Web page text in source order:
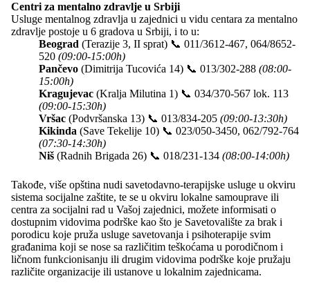
Centri za mentalno zdravlje u Srbiji
Usluge mentalnog zdravlja u zajednici u vidu centara za mentalno
zdravlje postoje u 6 gradova u Srbiji, i to u:
Beograd (Terazije 3, II sprat) 📞 011/3612-467, 064/8652-
520 (09:00-15:00h)
Pančevo (Dimitrija Tucovića 14) 📞 013/302-288 (08:00-
15:00h)
Kragujevac (Kralja Milutina 1) 📞 034/370-567 lok. 113
(09:00-15:30h)
Vršac (Podvršanska 13) 📞 013/834-205 (09:00-13:30h)
Kikinda (Save Tekelije 10) 📞 023/050-3450, 062/792-764
(07:30-14:30h)
Niš (Radnih Brigada 26) 📞 018/231-134 (08:00-14:00h)
Takođe, više opština nudi savetodavno-terapijske usluge u okviru
sistema socijalne zaštite, te se u okviru lokalne samouprave ili
centra za socijalni rad u Vašoj zajednici, možete informisati o
dostupnim vidovima podrške kao što je Savetovalište za brak i
porodicu koje pruža usluge savetovanja i psihoterapije svim
građanima koji se nose sa različitim teškoćama u porodičnom i
ličnom funkcionisanju ili drugim vidovima podrške koje pružaju
različite organizacije ili ustanove u lokalnim zajednicama.